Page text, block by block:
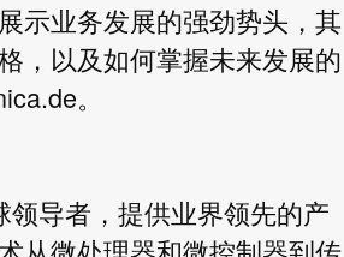
示业务发展的强劲势头，其
，以及如何掌握未来发展的
。
领导者，提供业界领先的产